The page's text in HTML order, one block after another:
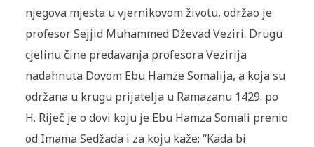
njegova mjesta u vjernikovom životu, održao je
profesor Sejjid Muhammed Dževad Veziri. Drugu
cjelinu čine predavanja profesora Vezirija
nadahnuta Dovom Ebu Hamze Somalija, a koja su
održana u krugu prijatelja u Ramazanu 1429. po
H. Riječ je o dovi koju je Ebu Hamza Somali prenio
od Imama Sedžada i za koju kaže: “Kada bi